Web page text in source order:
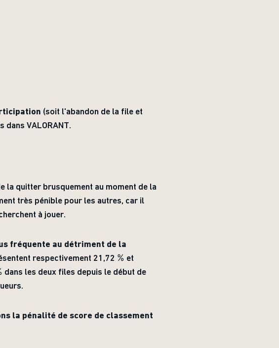
(soit l'abandon de la file et
dans VALORANT.
la quitter brusquement au moment de la
très pénible pour les autres, car il
à jouer.
fréquente au détriment de la
respectivement 21,72 % et
les deux files depuis le début de
la pénalité de score de classement